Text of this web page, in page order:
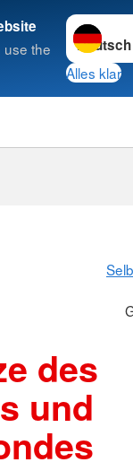
use the
Sprache
Alles klar
des
und